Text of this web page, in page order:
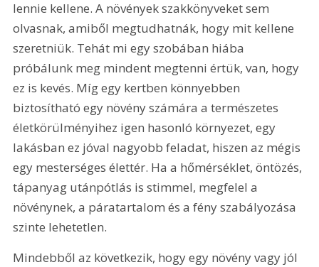
lennie kellene. A növények szakkönyveket sem
olvasnak, amiből megtudhatnák, hogy mit kellene
szeretniük. Tehát mi egy szobában hiába
próbálunk meg mindent megtenni értük, van, hogy
ez is kevés. Míg egy kertben könnyebben
biztosítható egy növény számára a természetes
életkörülményihez igen hasonló környezet, egy
lakásban ez jóval nagyobb feladat, hiszen az mégis
egy mesterséges élettér. Ha a hőmérséklet, öntözés,
tápanyag utánpótlás is stimmel, megfelel a
növénynek, a páratartalom és a fény szabályozása
szinte lehetetlen.
Mindebből az következik, hogy egy növény vagy jól